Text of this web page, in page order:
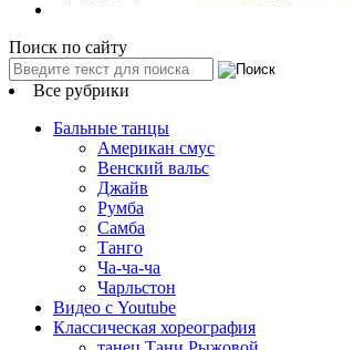
Поиск по сайту
Все рубрики
Бальные танцы
Американ смус
Венский вальс
Джайв
Румба
Самба
Танго
Ча-ча-ча
Чарльстон
Видео с Youtube
Классическая хореография